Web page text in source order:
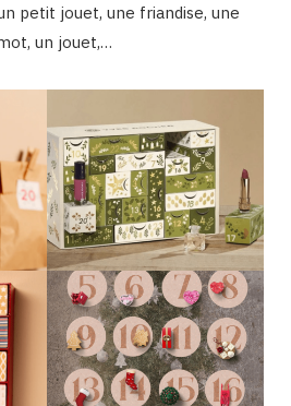
petit jouet, une friandise, une
un jouet,…